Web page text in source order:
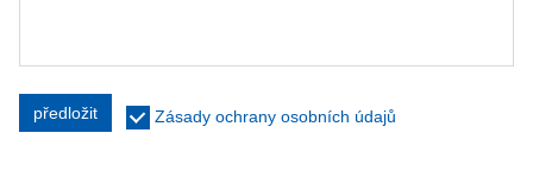
předložit Zásady ochrany osobních údajů